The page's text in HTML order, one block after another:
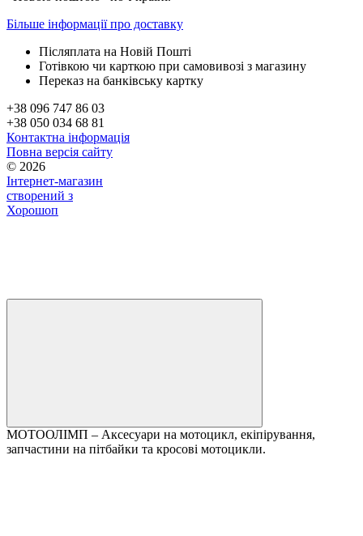
Більше інформації про доставку
Післяплата на Новій Пошті
Готівкою чи карткою при самовивозі з магазину
Переказ на банківську картку
+38 096 747 86 03
+38 050 034 68 81
Контактна інформація
Повна версія сайту
© 2026
Інтернет-магазин
створений з
Хорошоп
МОТООЛІМП – Аксесуари на мотоцикл, екіпірування,
запчастини на пітбайки та кросові мотоцикли.